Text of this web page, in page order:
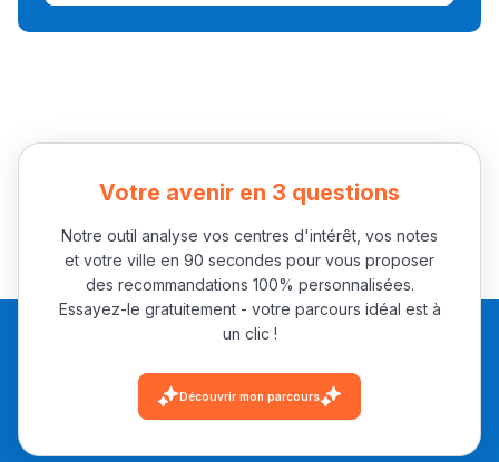
Votre avenir en 3 questions
Notre outil analyse vos centres d'intérêt, vos notes
et votre ville en 90 secondes pour vous proposer
des recommandations 100% personnalisées.
Essayez-le gratuitement - votre parcours idéal est à
un clic !
Découvrir mon parcours